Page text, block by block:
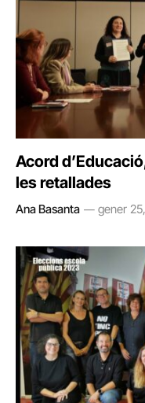
Acord
les retallades
Ana Basanta gener